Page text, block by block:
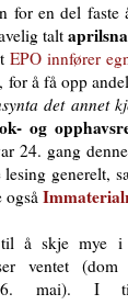
for en del faste
talt
EPO innfører
, for å få opp
det annet
og
24. gang
generelt,
også
å skje mye i
ventet
mai). I